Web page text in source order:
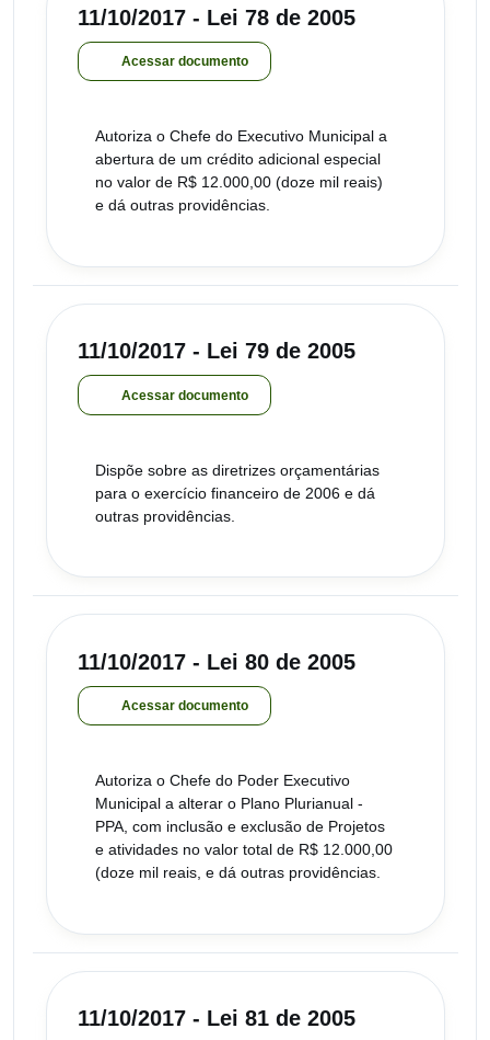
11/10/2017 - Lei 78 de 2005
Acessar documento
Autoriza o Chefe do Executivo Municipal a
abertura de um crédito adicional especial
no valor de R$ 12.000,00 (doze mil reais)
e dá outras providências.
11/10/2017 - Lei 79 de 2005
Acessar documento
Dispõe sobre as diretrizes orçamentárias
para o exercício financeiro de 2006 e dá
outras providências.
11/10/2017 - Lei 80 de 2005
Acessar documento
Autoriza o Chefe do Poder Executivo
Municipal a alterar o Plano Plurianual -
PPA, com inclusão e exclusão de Projetos
e atividades no valor total de R$ 12.000,00
(doze mil reais, e dá outras providências.
11/10/2017 - Lei 81 de 2005